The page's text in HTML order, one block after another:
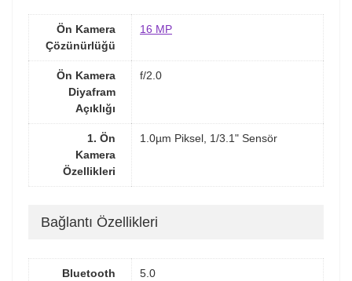
Ön Kamera
Çözünürlüğü
16 MP
Ön Kamera
Diyafram
Açıklığı
f/2.0
1. Ön
Kamera
Özellikleri
1.0µm Piksel, 1/3.1" Sensör
Bağlantı Özellikleri
Bluetooth
5.0